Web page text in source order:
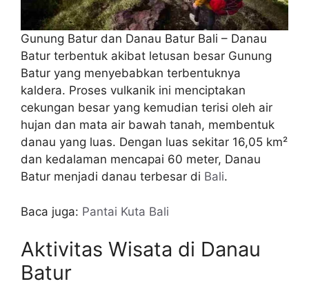
Gunung Batur dan Danau Batur Bali – Danau
Batur terbentuk akibat letusan besar Gunung
Batur yang menyebabkan terbentuknya
kaldera. Proses vulkanik ini menciptakan
cekungan besar yang kemudian terisi oleh air
hujan dan mata air bawah tanah, membentuk
danau yang luas. Dengan luas sekitar 16,05 km²
dan kedalaman mencapai 60 meter, Danau
Batur menjadi danau terbesar di Bali.
Baca juga: Pantai Kuta Bali
Aktivitas Wisata di Danau
Batur